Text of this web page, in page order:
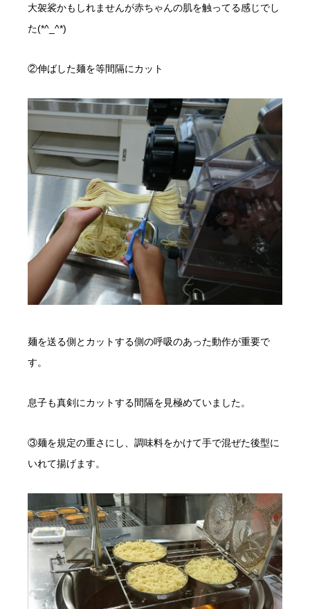
大袈裟かもしれませんが赤ちゃんの肌を触ってる感じでし
た(*^_^*)
②伸ばした麺を等間隔にカット
麺を送る側とカットする側の呼吸のあった動作が重要で
す。
息子も真剣にカットする間隔を見極めていました。
③麺を規定の重さにし、調味料をかけて手で混ぜた後型に
いれて揚げます。